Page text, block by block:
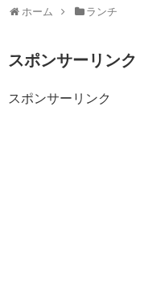
ホーム ランチ
スポンサーリンク
スポンサーリンク